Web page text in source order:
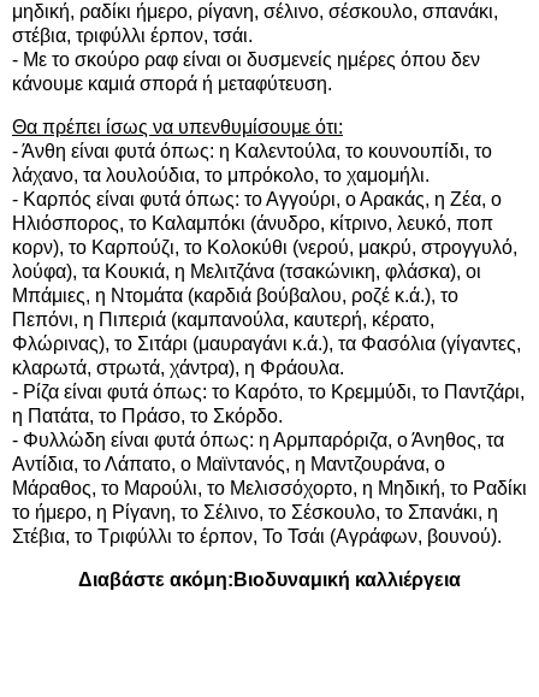
μηδική, ραδίκι ήμερο, ρίγανη, σέλινο, σέσκουλο, σπανάκι,
στέβια, τριφύλλι έρπον, τσάι.
- Με το σκούρο ραφ είναι οι δυσμενείς ημέρες όπου δεν
κάνουμε καμιά σπορά ή μεταφύτευση.
Θα πρέπει ίσως να υπενθυμίσουμε ότι:
- Άνθη είναι φυτά όπως: η Καλεντούλα, το κουνουπίδι, το
λάχανο, τα λουλούδια, το μπρόκολο, το χαμομήλι.
- Καρπός είναι φυτά όπως: το Αγγούρι, ο Αρακάς, η Ζέα, ο
Ηλιόσπορος, το Καλαμπόκι (άνυδρο, κίτρινο, λευκό, ποπ
κορν), το Καρπούζι, το Κολοκύθι (νερού, μακρύ, στρογγυλό,
λούφα), τα Κουκιά, η Μελιτζάνα (τσακώνικη, φλάσκα), οι
Μπάμιες, η Ντομάτα (καρδιά βούβαλου, ροζέ κ.ά.), το
Πεπόνι, η Πιπεριά (καμπανούλα, καυτερή, κέρατο,
Φλώρινας), το Σιτάρι (μαυραγάνι κ.ά.), τα Φασόλια (γίγαντες,
κλαρωτά, στρωτά, χάντρα), η Φράουλα.
- Ρίζα είναι φυτά όπως: το Καρότο, το Κρεμμύδι, το Παντζάρι,
η Πατάτα, το Πράσο, το Σκόρδο.
- Φυλλώδη είναι φυτά όπως: η Αρμπαρόριζα, ο Άνηθος, τα
Αντίδια, το Λάπατο, ο Μαϊντανός, η Μαντζουράνα, ο
Μάραθος, το Μαρούλι, το Μελισσόχορτο, η Μηδική, το Ραδίκι
το ήμερο, η Ρίγανη, το Σέλινο, το Σέσκουλο, το Σπανάκι, η
Στέβια, το Τριφύλλι το έρπον, Το Τσάι (Αγράφων, βουνού).
Διαβάστε ακόμη: Βιοδυναμική καλλιέργεια